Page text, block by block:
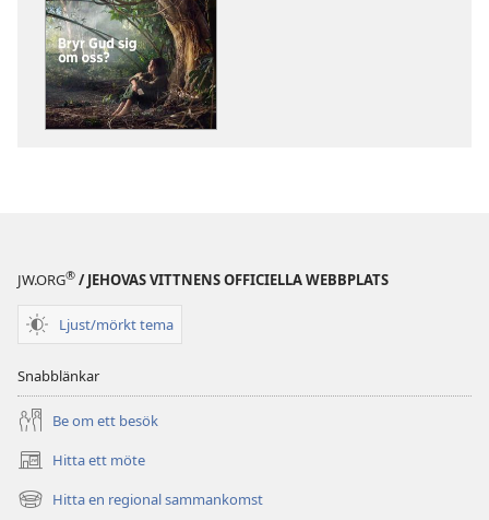
JW.ORG® / JEHOVAS VITTNENS OFFICIELLA WEBBPLATS
Ljust/mörkt tema
Snabblänkar
Be om ett besök
Hitta ett möte
(öppnar
nytt
fönster)
Hitta en regional sammankomst
(öppnar